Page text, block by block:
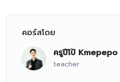
คอร์สโดย
ครูปีโป้ Kmepepo
teacher